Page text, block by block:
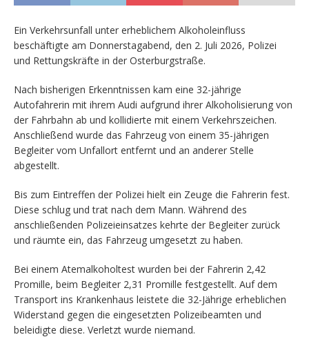
Ein Verkehrsunfall unter erheblichem Alkoholeinfluss
beschäftigte am Donnerstagabend, den 2. Juli 2026, Polizei
und Rettungskräfte in der Osterburgstraße.
Nach bisherigen Erkenntnissen kam eine 32-jährige
Autofahrerin mit ihrem Audi aufgrund ihrer Alkoholisierung von
der Fahrbahn ab und kollidierte mit einem Verkehrszeichen.
Anschließend wurde das Fahrzeug von einem 35-jährigen
Begleiter vom Unfallort entfernt und an anderer Stelle
abgestellt.
Bis zum Eintreffen der Polizei hielt ein Zeuge die Fahrerin fest.
Diese schlug und trat nach dem Mann. Während des
anschließenden Polizeieinsatzes kehrte der Begleiter zurück
und räumte ein, das Fahrzeug umgesetzt zu haben.
Bei einem Atemalkoholtest wurden bei der Fahrerin 2,42
Promille, beim Begleiter 2,31 Promille festgestellt. Auf dem
Transport ins Krankenhaus leistete die 32-Jährige erheblichen
Widerstand gegen die eingesetzten Polizeibeamten und
beleidigte diese. Verletzt wurde niemand.